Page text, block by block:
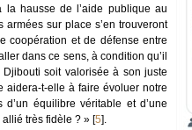
la hausse de l’aide publique au
sur place s’en trouveront
coopération et de défense entre
dans ce sens, à condition qu’il
soit valorisée à son juste
aidera-t-elle à faire évoluer notre
équilibre véritable et d’une
allié très fidèle ? » [5].